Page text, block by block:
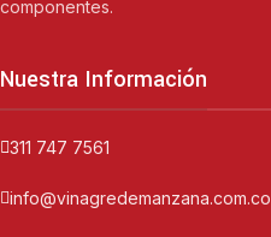
componentes.
Nuestra Información
311 747 7561
info@vinagredemanzana.com.co